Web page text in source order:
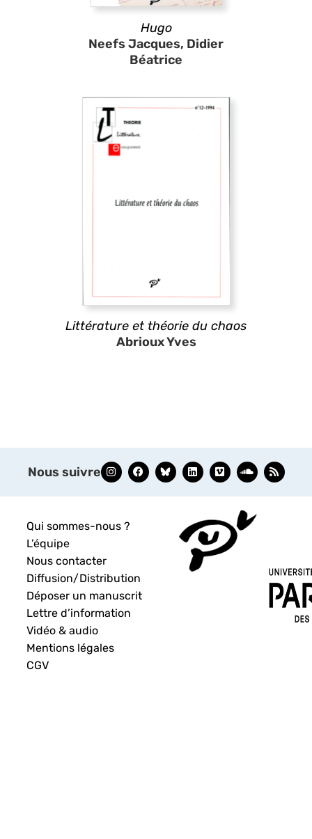
Hugo
Neefs Jacques, Didier
Béatrice
Littérature et théorie du chaos
Abrioux Yves
Nous suivre
Qui sommes-nous ?
L’équipe
Nous contacter
Diffusion/Distribution
Déposer un manuscrit
Lettre d’information
Vidéo & audio
Mentions légales
CGV